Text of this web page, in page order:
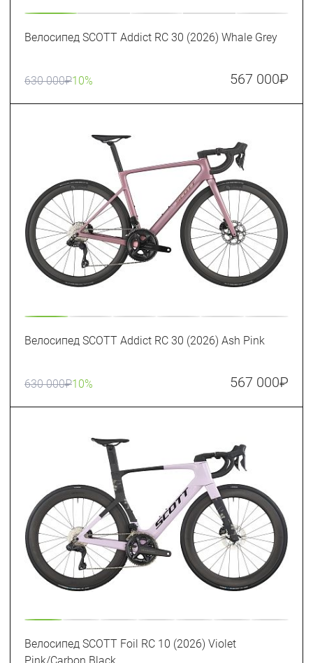
Велосипед SCOTT Addict RC 30 (2026) Whale Grey
630 000₽10% 567 000₽
Велосипед SCOTT Addict RC 30 (2026) Ash Pink
630 000₽10% 567 000₽
Велосипед SCOTT Foil RC 10 (2026) Violet